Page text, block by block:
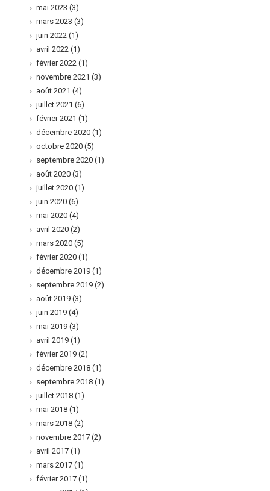
mai 2023 (3)
mars 2023 (3)
juin 2022 (1)
avril 2022 (1)
février 2022 (1)
novembre 2021 (3)
août 2021 (4)
juillet 2021 (6)
février 2021 (1)
décembre 2020 (1)
octobre 2020 (5)
septembre 2020 (1)
août 2020 (3)
juillet 2020 (1)
juin 2020 (6)
mai 2020 (4)
avril 2020 (2)
mars 2020 (5)
février 2020 (1)
décembre 2019 (1)
septembre 2019 (2)
août 2019 (3)
juin 2019 (4)
mai 2019 (3)
avril 2019 (1)
février 2019 (2)
décembre 2018 (1)
septembre 2018 (1)
juillet 2018 (1)
mai 2018 (1)
mars 2018 (2)
novembre 2017 (2)
avril 2017 (1)
mars 2017 (1)
février 2017 (1)